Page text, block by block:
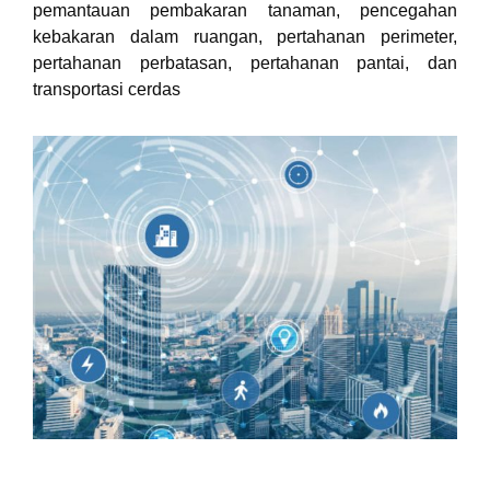
pemantauan pembakaran tanaman, pencegahan
kebakaran dalam ruangan, pertahanan perimeter,
pertahanan perbatasan, pertahanan pantai, dan
transportasi cerdas